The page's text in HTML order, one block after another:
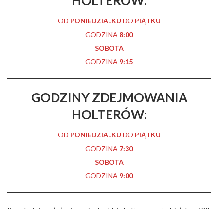
OD PONIEDZIALKU DO PIĄTKU
GODZINA 8:00
SOBOTA
GODZINA 9:15
GODZINYZDEJMOWANIA
HOLTERÓW:
OD PONIEDZIALKU DO PIĄTKU
GODZINA 7:30
SOBOTA
GODZINA 9:00